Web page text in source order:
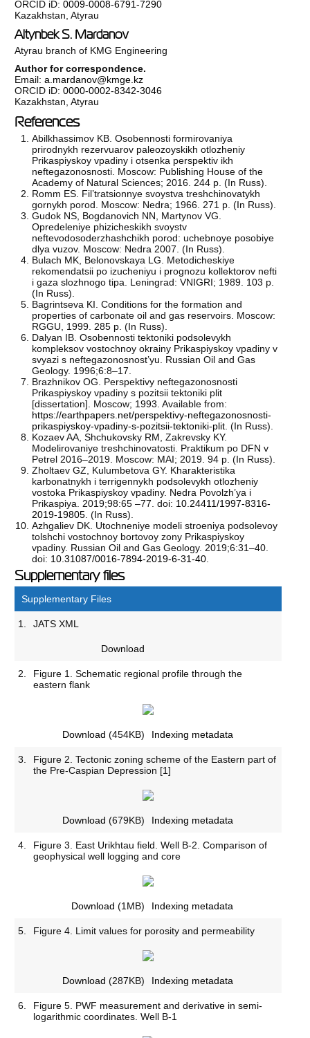
ORCID iD:0009-0008-6791-7290
Kazakhstan, Atyrau
Altynbek S. Mardanov
Atyrau branch of KMG Engineering
Author for correspondence.
Email:a.mardanov@kmge.kz
ORCID iD:0000-0002-8342-3046
Kazakhstan, Atyrau
References
Abilkhassimov KB. Osobennosti formirovaniya
prirodnykh rezervuarov paleozoyskikh otlozheniy
Prikaspiyskoy vpadiny i otsenka perspektiv ikh
neftegazonosnosti. Moscow: Publishing House of the
Academy of Natural Sciences; 2016. 244 p. (In Russ).
Romm ES. Fil’tratsionnye svoystva treshchinovatykh
gornykh porod. Moscow: Nedra; 1966. 271 p. (In Russ).
Gudok NS, Bogdanovich NN, Martynov VG.
Opredeleniye phizicheskikh svoystv
neftevodosoderzhashchikh porod: uchebnoye posobiye
dlya vuzov. Moscow: Nedra 2007. (In Russ).
Bulach MK, Belonovskaya LG. Metodicheskiye
rekomendatsii po izucheniyu i prognozu kollektorov nefti
i gaza slozhnogo tipa. Leningrad: VNIGRI; 1989. 103 p.
(In Russ).
Bagrintseva KI. Conditions for the formation and
properties of carbonate oil and gas reservoirs. Moscow:
RGGU, 1999. 285 p. (In Russ).
Dalyan IB. Osobennosti tektoniki podsolevykh
kompleksov vostochnoy okrainy Prikaspiyskoy vpadiny v
svyazi s neftegazonosnost’yu. Russian Oil and Gas
Geology. 1996;6:8–17.
Brazhnikov OG. Perspektivy neftegazonosnosti
Prikaspiyskoy vpadiny s pozitsii tektoniki plit
[dissertation]. Moscow; 1993. Available from:
https://earthpapers.net/perspektivy-neftegazonosnosti-
prikaspiyskoy-vpadiny-s-pozitsii-tektoniki-plit . (In Russ).
Kozaev AA, Shchukovsky RM, Zakrevsky KY.
Modelirovaniye treshchinovatosti. Praktikum po DFN v
Petrel 2016–2019. Moscow: MAI; 2019. 94 p. (In Russ).
Zholtaev GZ, Kulumbetova GY. Kharakteristika
karbonatnykh i terrigennykh podsolevykh otlozheniy
vostoka Prikaspiyskoy vpadiny. Nedra Povolzh’ya i
Prikaspiya. 2019;98:65 –77. doi: 10.24411/1997-8316-
2019-19805 . (In Russ).
Azhgaliev DK. Utochneniye modeli stroeniya podsolevoy
tolshchi vostochnoy bortovoy zony Prikaspiyskoy
vpadiny. Russian Oil and Gas Geology. 2019;6:31–40.
doi: 10.31087/0016-7894-2019-6-31-40
Supplementary files
Supplementary Files
1. JATS XML
Download
2.
Figure 1. Schematic regional profile through the
eastern flank
Download (454KB) Indexing metadata
3.
Figure 2. Tectonic zoning scheme of the Eastern part of
the Pre-Caspian Depression [1]
Download (679KB) Indexing metadata
4.
Figure 3. East Urikhtau field. Well B-2. Comparison of
geophysical well logging and core
Download (1MB) Indexing metadata
5. Figure 4. Limit values for porosity and permeability
Download (287KB) Indexing metadata
6.
Figure 5. PWF measurement and derivative in semi-
logarithmic coordinates. Well B-1